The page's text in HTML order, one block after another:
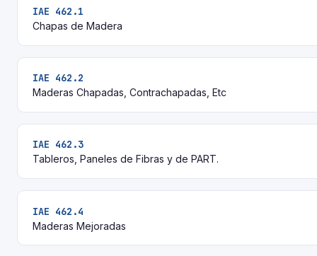
IAE 462.1
Chapas de Madera
IAE 462.2
Maderas Chapadas, Contrachapadas, Etc
IAE 462.3
Tableros, Paneles de Fibras y de PART.
IAE 462.4
Maderas Mejoradas